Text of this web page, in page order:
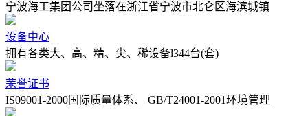
宁波海工集团公司坐落在浙江省宁波市北仑区海滨城镇
设备中心
拥有各类大、高、精、尖、稀设备l344台(套)
荣誉证书
IS09001-2000国际质量体系、 GB/T24001-2001环境管理